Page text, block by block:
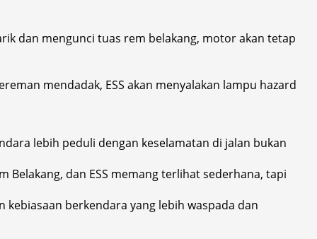
dan mengunci tuas rem belakang, motor akan tetap
mendadak, ESS akan menyalakan lampu hazard
lebih peduli dengan keselamatan di jalan bukan
Belakang, dan ESS memang terlihat sederhana, tapi
berkendara yang lebih waspada dan